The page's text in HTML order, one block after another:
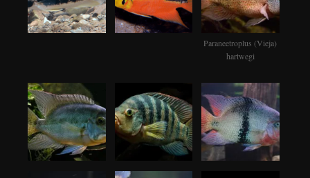
Paraneetroplus (Vieja)
hartwegi